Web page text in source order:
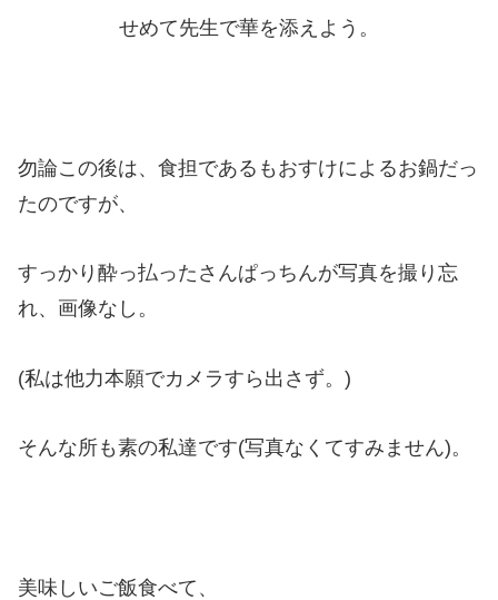
せめて先生で華を添えよう。
勿論この後は、食担であるもおすけによるお鍋だっ
たのですが、
すっかり酔っ払ったさんぱっちんが写真を撮り忘
れ、画像なし。
(私は他力本願でカメラすら出さず。)
そんな所も素の私達です(写真なくてすみません)。
美味しいご飯食べて、